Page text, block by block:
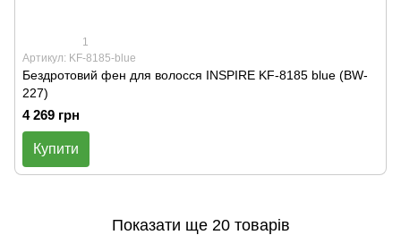
1
Артикул: KF-8185-blue
Бездротовий фен для волосся INSPIRE KF-8185 blue (BW-
227)
4 269 грн
Купити
Показати ще 20 товарів